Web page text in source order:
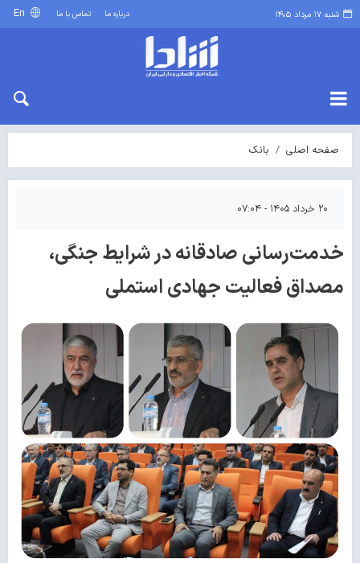
شنبه ۱۷ مرداد ۱۴۰۵ درباره ما تماس با ما
صفحه اصلی بانک
۲۰ خرداد ۱۴۰۵ - ۰۷:۰۴
خدمت‌رسانی صادقانه در شرایط جنگی،
مصداق فعالیت جهادی استملی